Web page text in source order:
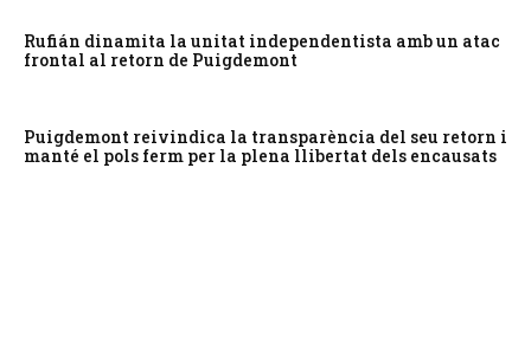
Rufián dinamita la unitat independentista amb un atac
frontal al retorn de Puigdemont
Puigdemont reivindica la transparència del seu retorn i
manté el pols ferm per la plena llibertat dels encausats